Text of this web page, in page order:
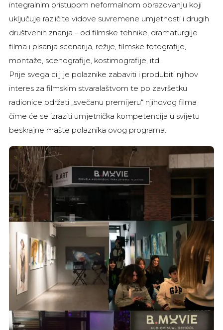
integralnim pristupom neformalnom obrazovanju koji
uključuje različite vidove suvremene umjetnosti i drugih
društvenih znanja – od filmske tehnike, dramaturgije
filma i pisanja scenarija, režije, filmske fotografije,
montaže, scenografije, kostimografije, itd.
Prije svega cilj je polaznike zabaviti i produbiti njihov
interes za filmskim stvaralaštvom te po završetku
radionice održati „svečanu premijeru“ njihovog filma
čime će se izraziti umjetnička kompetencija u svijetu
beskrajne mašte polaznika ovog programa.